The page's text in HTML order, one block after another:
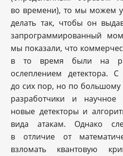
во времени), то мы можем
делать так, чтобы он
запрограммированный
мы показали, что
в то время были на
ослеплением детектора.
до сих пор, но по большому
разработчики и научное
новые детекторы и
вида атакам. Однако
в отличие от
взломать квантовую